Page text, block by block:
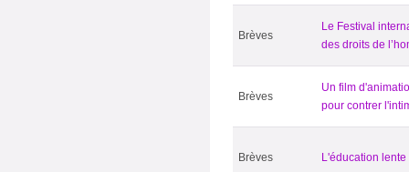
Brèves
Le Festival
des droits de
Brèves
Un film
pour contrer
Brèves L'éducation lente